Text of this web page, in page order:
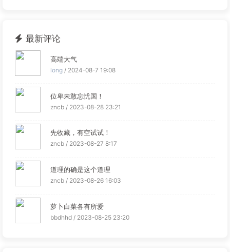
最新评论
高端大气
long/ 2024-08-7 19:08
位卑未敢忘忧国！
zncb / 2023-08-28 23:21
先收藏，有空试试！
zncb / 2023-08-27 8:17
道理的确是这个道理
zncb / 2023-08-26 16:03
萝卜白菜各有所爱
bbdhhd / 2023-08-25 23:20